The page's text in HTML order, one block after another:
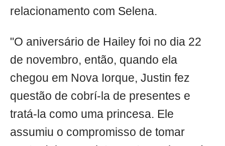
relacionamento com Selena.
"O aniversário de Hailey foi no dia 22
de novembro, então, quando ela
chegou em Nova Iorque, Justin fez
questão de cobrí-la de presentes e
tratá-la como uma princesa. Ele
assumiu o compromisso de tomar